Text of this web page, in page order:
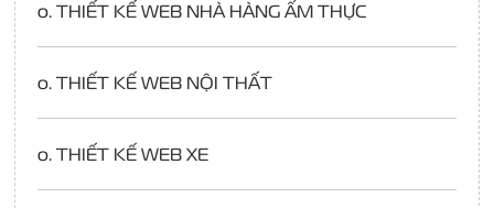
o. THIẾT KẾ WEB NHÀ HÀNG ẨM THỰC
o. THIẾT KẾ WEB NỘI THẤT
o. THIẾT KẾ WEB XE